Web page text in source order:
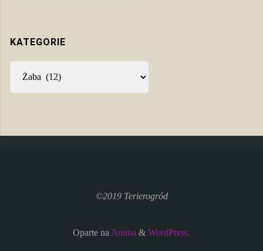
KATEGORIE
©2019 Terierogród
Oparte na Anima & WordPress.